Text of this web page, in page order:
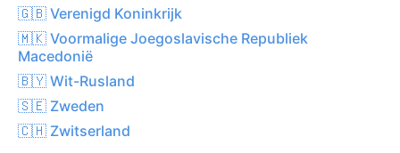
🇬🇧 Verenigd Koninkrijk
🇲🇰 Voormalige Joegoslavische Republiek
Macedonië
🇧🇾 Wit-Rusland
🇸🇪 Zweden
🇨🇭 Zwitserland